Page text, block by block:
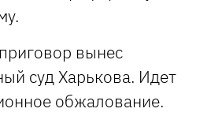
вынес
суд Харькова. Идет
обжалование.